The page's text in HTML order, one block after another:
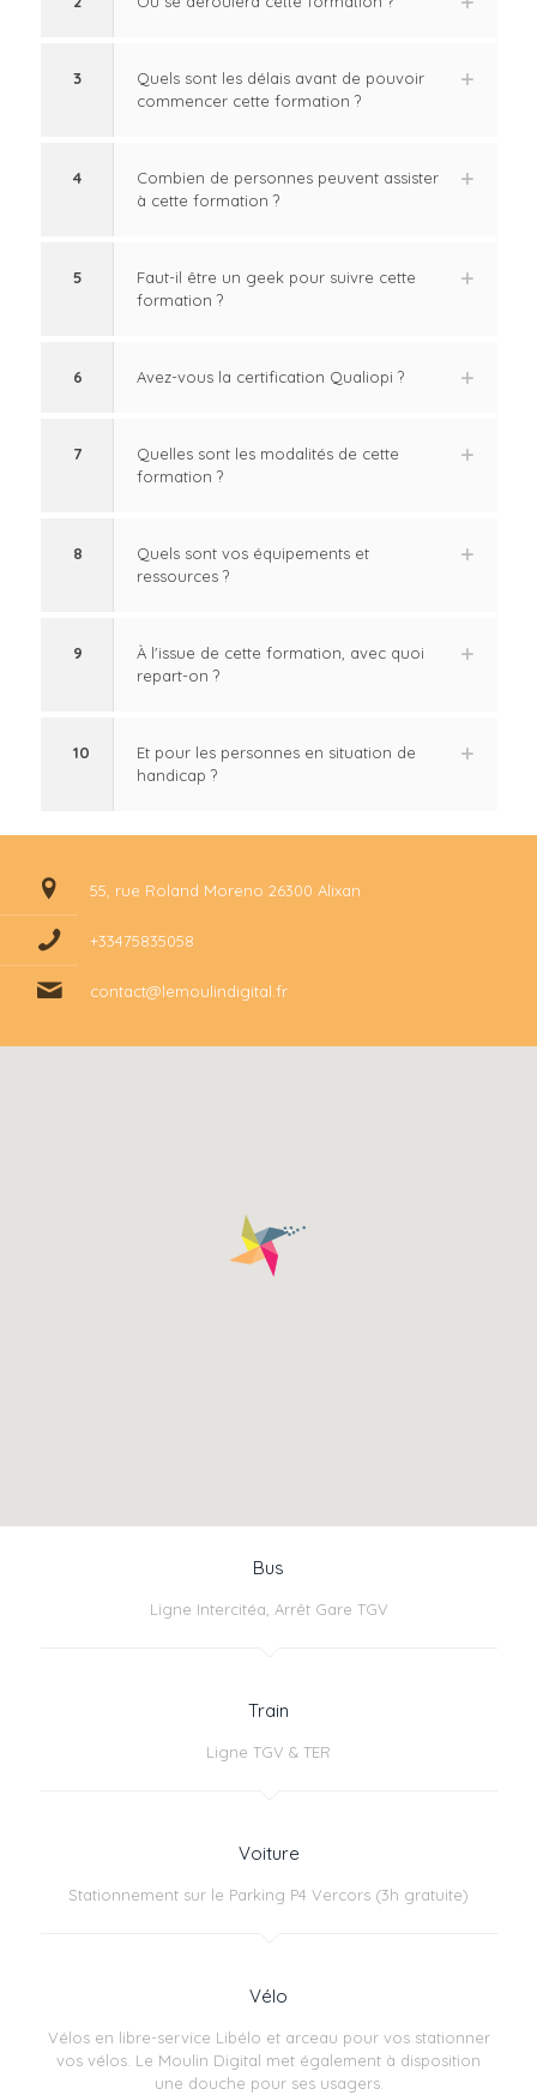
3
Quels sont les délais avant de pouvoir
commencer cette formation ?
4
Combien de personnes peuvent assister
à cette formation ?
5
Faut-il être un geek pour suivre cette
formation ?
6 Avez-vous la certification Qualiopi ?
7
Quelles sont les modalités de cette
formation ?
8
Quels sont vos équipements et
ressources ?
9
À l'issue de cette formation, avec quoi
repart-on ?
10
Et pour les personnes en situation de
handicap ?
55, rue Roland Moreno 26300 Alixan
+33475835058
contact@lemoulindigital.fr
Bus
Ligne Intercitéa, Arrêt Gare TGV
Train
Ligne TGV & TER
Voiture
Stationnement sur le Parking P4 Vercors (3h gratuite)
Vélo
Vélos en libre-service Libélo et arceau pour vos stationner
vos vélos. Le Moulin Digital met également à disposition
une douche pour ses usagers.